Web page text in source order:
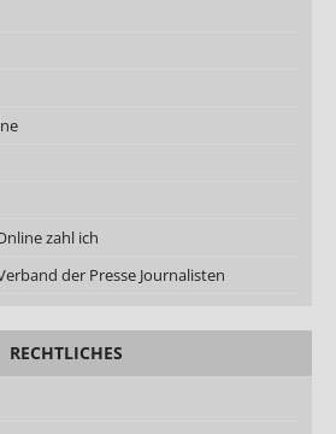
zahl ich
der Presse Journalisten
RECHTLICHES